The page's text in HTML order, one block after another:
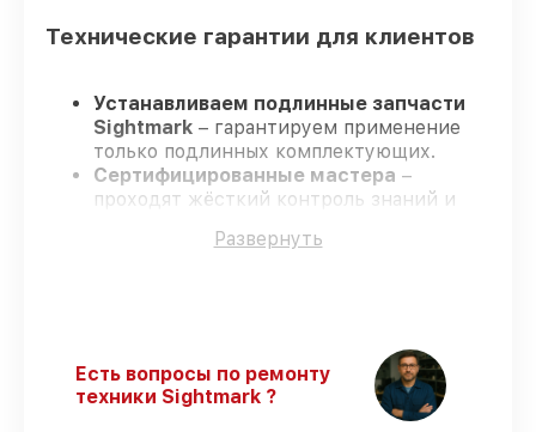
Технические гарантии для клиентов
Устанавливаем подлинные запчасти
Sightmark – гарантируем применение
только подлинных комплектующих.
Сертифицированные мастера –
проходят жёсткий контроль знаний и
профессионализма.
ремонтные услуги и комплектующие
защищены сервисной гарантией.
Развернуть
Есть вопросы по ремонту
техники Sightmark ?